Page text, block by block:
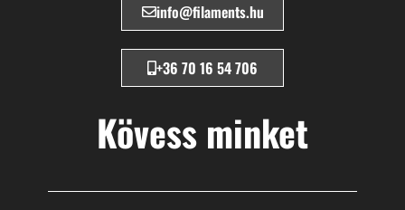
info@filaments.hu
+36 70 16 54 706
Kövess minket